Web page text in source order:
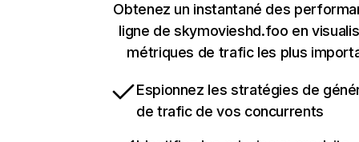
Obtenez un instantané des
ligne de skymovieshd.foo en
métriques de trafic les plus
Espionnez les stratégies de
de trafic de vos concurrents